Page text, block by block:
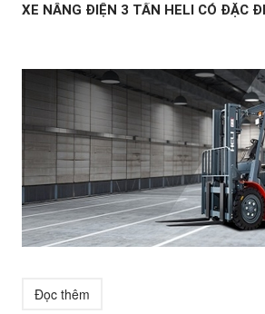
XE NÂNG ĐIỆN 3 TẤN HELI CÓ ĐẶC
Đọc thêm